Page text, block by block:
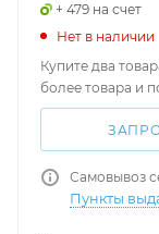
+ 479 на счет
Нет в наличии
Купите два
более товара и
Самовывоз
Пункты